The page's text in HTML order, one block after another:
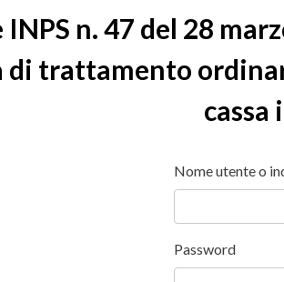
n. 47 del 28
di trattamento
cassa
Nome utente o
Password